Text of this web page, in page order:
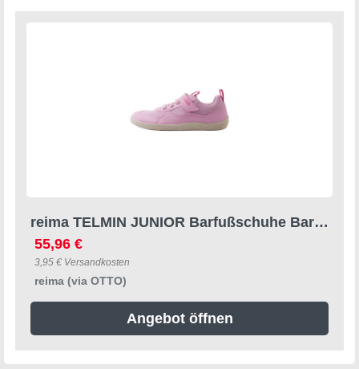
reima TELMIN JUNIOR Barfußschuhe Barfußschuh recyceltes Material, PVC- und PFAS-frei
55,96 €
3,95 € Versandkosten
reima (via OTTO)
Angebot öffnen